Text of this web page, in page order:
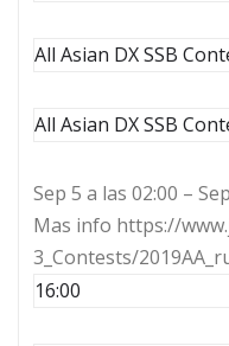
All Asian DX SSB
All Asian DX SSB
Sep 5 a las 02:00 –
Mas info https://
3_Contests/
16:00